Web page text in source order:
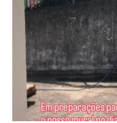
Ofertas para